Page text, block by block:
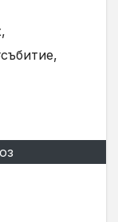
,
,